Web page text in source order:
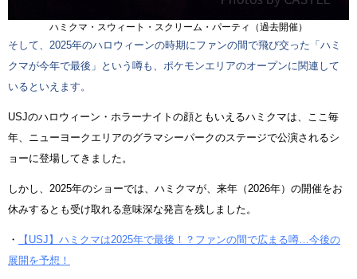
ハミクマ・スウィート・スクリーム・パーティ（過去開催）
そして、2025年のハロウィーンの時期にファンの間で飛び交った「ハミ
クマが今年で最後」という噂も、ポケモンエリアのオープンに関連して
いるといえます。
USJのハロウィーン・ホラーナイトの顔ともいえるハミクマは、ここ毎
年、ニューヨークエリアのグラマシーパークのステージで公演されるシ
ョーに登場してきました。
しかし、2025年のショーでは、ハミクマが、来年（2026年）の開催をお
休みするとも受け取れる意味深な発言を残しました。
・
【USJ】ハミクマは2025年で最後！？ファンの間で広まる噂…今後の
展開を予想！